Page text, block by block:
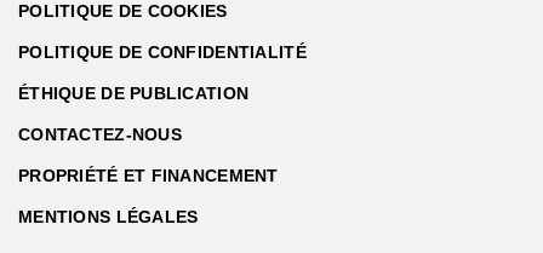
POLITIQUE DE COOKIES
POLITIQUE DE CONFIDENTIALITÉ
ÉTHIQUE DE PUBLICATION
CONTACTEZ-NOUS
PROPRIÉTÉ ET FINANCEMENT
MENTIONS LÉGALES